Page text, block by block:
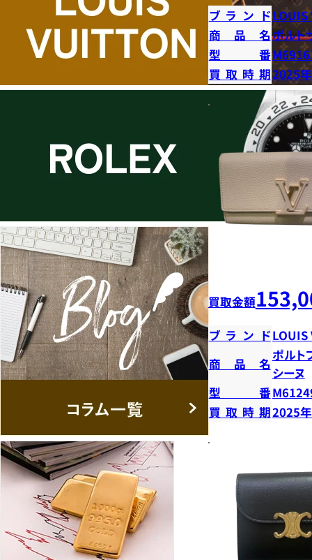
ブランドLOUIS
商品名ポルト
型番
買取時期2025
買取金額
ブランドLOUIS
商品名
ポルト
シーヌ
型番
買取時期2025